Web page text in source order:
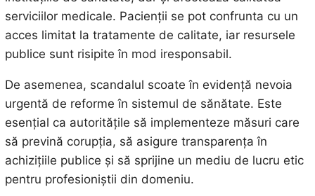
serviciilor medicale. Pacienții se pot confrunta cu un
acces limitat la tratamente de calitate, iar resursele
publice sunt risipite în mod iresponsabil.
De asemenea, scandalul scoate în evidență nevoia
urgentă de reforme în sistemul de sănătate. Este
esențial ca autoritățile să implementeze măsuri care
să prevină corupția, să asigure transparența în
achizițiile publice și să sprijine un mediu de lucru etic
pentru profesioniștii din domeniu.